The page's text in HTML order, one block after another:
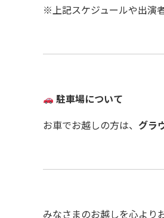
※上記スケジュールや出演
駐車場について
お車でお越しの方は、 グラ
みなさまのお越しを心より